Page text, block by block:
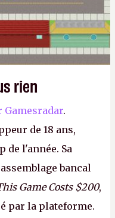
rien
Gamesradar.
de 18 ans,
de l'année. Sa
bancal
Game Costs $200,
par la plateforme.